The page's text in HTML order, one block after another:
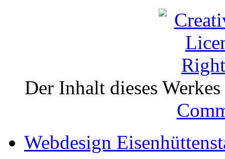
Der Inhalt dieses
Webdesign